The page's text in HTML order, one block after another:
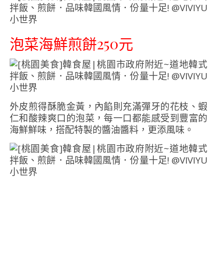
泡菜海鮮煎餅250元
外皮煎得酥脆金黃，內餡則充滿彈牙的花枝、蝦
仁和酸辣爽口的泡菜，每一口都能感受到豐富的
海鮮鮮味，搭配特製的醬油醬料，更添風味。